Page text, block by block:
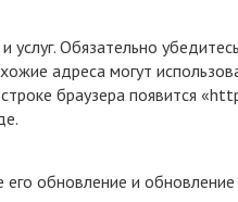
Обязательно
адреса могут
браузера появится
обновление и